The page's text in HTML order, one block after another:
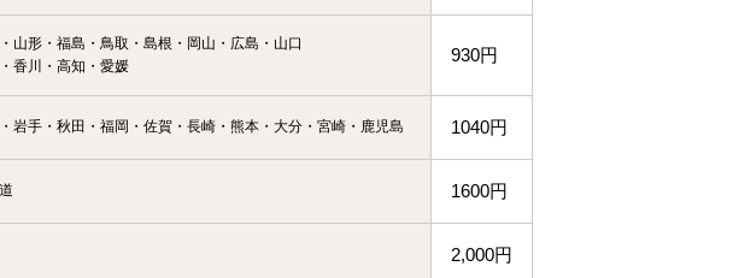
山形・福島・鳥取・島根・岡山・広島・山口
香川・高知・愛媛
930円
岩手・秋田・福岡・佐賀・長崎・熊本・大分・宮崎・鹿児島 1040円
1600円
2,000円